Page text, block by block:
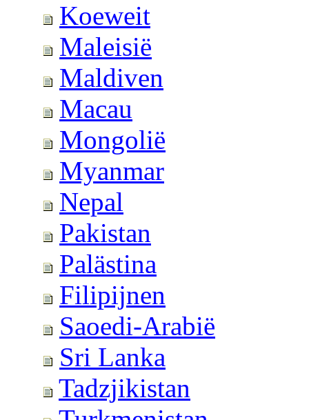
Koeweit
Maleisië
Maldiven
Macau
Mongolië
Myanmar
Nepal
Pakistan
Palästina
Filipijnen
Saoedi-Arabië
Sri Lanka
Tadzjikistan